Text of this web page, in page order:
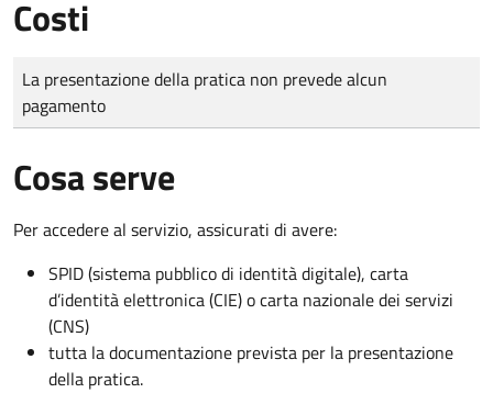
Costi
Tipo di pagamento
Importo
La presentazione della pratica non prevede alcun
pagamento
Cosa serve
Per accedere al servizio, assicurati di avere:
SPID (sistema pubblico di identità digitale), carta
d’identità elettronica (CIE) o carta nazionale dei servizi
(CNS)
tutta la documentazione prevista per la presentazione
della pratica.